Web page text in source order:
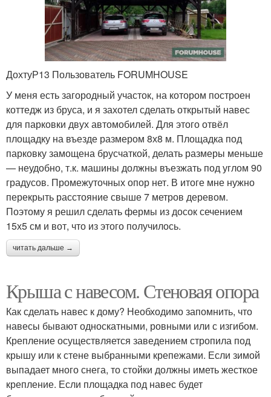
ДохтуР13 Пользователь FORUMHOUSE
У меня есть загородный участок, на котором построен
коттедж из бруса, и я захотел сделать открытый навес
для парковки двух автомобилей. Для этого отвёл
площадку на въезде размером 8х8 м. Площадка под
парковку замощена брусчаткой, делать размеры меньше
— неудобно, т.к. машины должны въезжать под углом 90
градусов. Промежуточных опор нет. В итоге мне нужно
перекрыть расстояние свыше 7 метров деревом.
Поэтому я решил сделать фермы из досок сечением
15х5 см и вот, что из этого получилось.
читать дальше →
Крыша с навесом. Стеновая опора
Как сделать навес к дому? Необходимо запомнить, что
навесы бывают односкатными, ровными или с изгибом.
Крепление осуществляется заведением стропила под
крышу или к стене выбранными крепежами. Если зимой
выпадает много снега, то стойки должны иметь жесткое
крепление. Если площадка под навес будет